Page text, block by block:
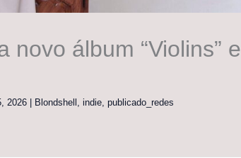
novo álbum “Violins” e
2026 Blondshell indie publicado_redes